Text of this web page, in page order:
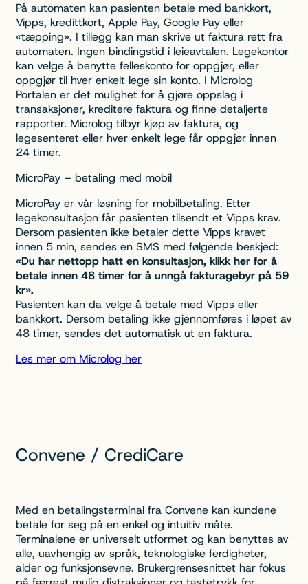
På automaten kan pasienten betale med bankkort,
Vipps, kredittkort, Apple Pay, Google Pay eller
«tæpping». I tillegg kan man skrive ut faktura rett fra
automaten. Ingen bindingstid i leieavtalen. Legekontor
kan velge å benytte felleskonto for oppgjør, eller
oppgjør til hver enkelt lege sin konto. I Microlog
Portalen er det mulighet for å gjøre oppslag i
transaksjoner, kreditere faktura og finne detaljerte
rapporter. Microlog tilbyr kjøp av faktura, og
legesenteret eller hver enkelt lege får oppgjør innen
24 timer.
MicroPay – betaling med mobil
MicroPay er vår løsning for mobilbetaling. Etter
legekonsultasjon får pasienten tilsendt et Vipps krav.
Dersom pasienten ikke betaler dette Vipps kravet
innen 5 min, sendes en SMS med følgende beskjed:
«Du har nettopp hatt en konsultasjon, klikk her for å
betale innen 48 timer for å unngå fakturagebyr på 59
kr».
Pasienten kan da velge å betale med Vipps eller
bankkort. Dersom betaling ikke gjennomføres i løpet av
48 timer, sendes det automatisk ut en faktura.
Les mer om Microlog her
Convene / CrediCare
Med en betalingsterminal fra Convene kan kundene
betale for seg på en enkel og intuitiv måte.
Terminalene er universelt utformet og kan benyttes av
alle, uavhengig av språk, teknologiske ferdigheter,
alder og funksjonsevne. Brukergrensesnittet har fokus